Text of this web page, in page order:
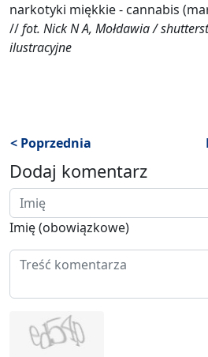
narkotyki miękkie - cannabis
//fot. Nick N A, Mołdawia /
ilustracyjne
< Poprzednia
Dodaj komentarz
Imię (obowiązkowe)